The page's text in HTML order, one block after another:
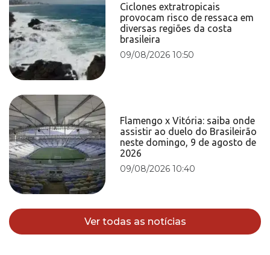
Ciclones extratropicais
provocam risco de ressaca em
diversas regiões da costa
brasileira
09/08/2026 10:50
Flamengo x Vitória: saiba onde
assistir ao duelo do Brasileirão
neste domingo, 9 de agosto de
2026
09/08/2026 10:40
Ver todas as notícias